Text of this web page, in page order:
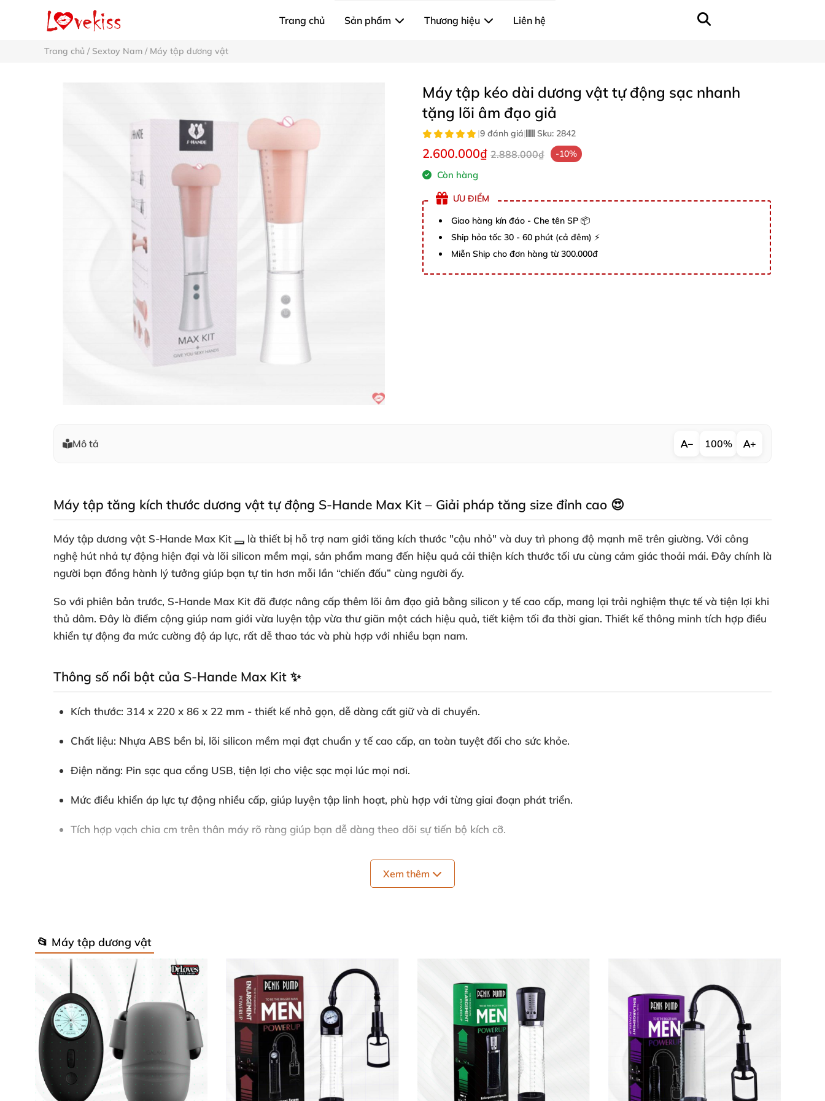
Trang chủ Sản phẩm Thương hiệu Liên hệ
Trang chủ / Sextoy Nam / Máy tập dương vật
Máy tập kéo dài dương vật tự động sạc nhanh
tặng lõi âm đạo giả
|9 đánh giá| Sku: 2842
2.600.000₫ 2.888.000₫ -10%
Còn hàng
ƯU ĐIỂM
Giao hàng kín đáo - Che tên SP 📦
Ship hỏa tốc 30 - 60 phút (cả đêm) ⚡
Miễn Ship cho đơn hàng từ 300.000đ
Mô tả − 100% +
Máy tập tăng kích thước dương vật tự động S-Hande Max Kit – Giải pháp tăng size đỉnh cao 😍
Máy tập dương vật S-Hande Max Kit
là thiết bị hỗ trợ nam giới tăng kích thước "cậu nhỏ" và duy trì phong độ mạnh mẽ trên giường. Với công
nghệ hút nhả tự động hiện đại và lõi silicon mềm mại, sản phẩm mang đến hiệu quả cải thiện kích thước tối ưu cùng cảm giác thoải mái. Đây chính là
người bạn đồng hành lý tưởng giúp bạn tự tin hơn mỗi lần “chiến đấu” cùng người ấy.
So với phiên bản trước, S-Hande Max Kit đã được nâng cấp thêm lõi âm đạo giả bằng silicon y tế cao cấp, mang lại trải nghiệm thực tế và tiện lợi khi
thủ dâm. Đây là điểm cộng giúp nam giới vừa luyện tập vừa thư giãn một cách hiệu quả, tiết kiệm tối đa thời gian. Thiết kế thông minh tích hợp điều
khiển tự động đa mức cường độ áp lực, rất dễ thao tác và phù hợp với nhiều bạn nam.
Thông số nổi bật của S-Hande Max Kit ✨
Kích thước: 314 x 220 x 86 x 22 mm - thiết kế nhỏ gọn, dễ dàng cất giữ và di chuyển.
Chất liệu: Nhựa ABS bền bỉ, lõi silicon mềm mại đạt chuẩn y tế cao cấp, an toàn tuyệt đối cho sức khỏe.
Điện năng: Pin sạc qua cổng USB, tiện lợi cho việc sạc mọi lúc mọi nơi.
Mức điều khiển áp lực tự động nhiều cấp, giúp luyện tập linh hoạt, phù hợp với từng giai đoạn phát triển.
Tích hợp vạch chia cm trên thân máy rõ ràng giúp bạn dễ dàng theo dõi sự tiến bộ kích cỡ.
Kèm lõi âm đạo giả, tạo cảm giác chân thật, hỗ trợ thủ dâm hiệu quả và tăng hứng thú luyện tập.
trơn tăng kích thước lên dương vật đã cương cứng. Đặt "cậu nhỏ" vào ống tập và chọn mức áp suất phù hợp, tránh gây tổn thương. Giai đoạn đầu
nên dùng lực kéo vừa phải để dần làm quen và kích thích tăng size an toàn.
Thời gian tập luyện lý tưởng là 10-15 phút vào mỗi buổi sáng giúp bạn duy trì hiệu quả lâu dài. Với thiết kế đơn giản, tiện lợi, bạn có thể luyện tập tại
nhà mà không cần đến phòng gym hay các biện pháp phức tạp khác.
Lưu ý khi bảo quản và sử dụng 🛡️
Luôn bảo quản máy ở nơi khô ráo, thoáng mát, tránh tiếp xúc trực tiếp với nguồn nhiệt để giữ tuổi thọ sản phẩm lên tới 5 năm. Vệ sinh sạch sẽ lõi
Xem thêm
📂 Máy tập dương vật